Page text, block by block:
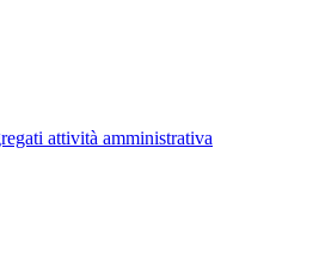
attività amministrativa